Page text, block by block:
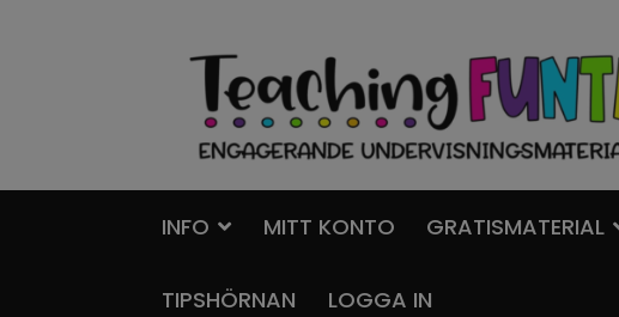
Hoppa
navigering
Gå
innehåll
INFO MITT KONTO GRATISMATERIAL
TIPSHÖRNAN LOGGA IN